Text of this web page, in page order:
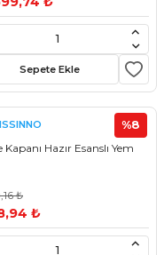
Sepete Ekle
Kapanı Hazır Esanslı Yem
%8
₺
₺